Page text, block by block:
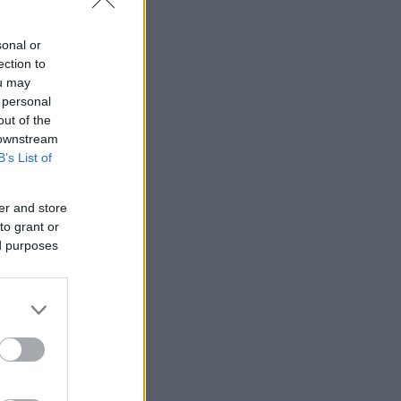
or
to
may
of the
List of
and store
grant or
purposes